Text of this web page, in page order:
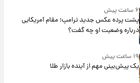
۶ ساعت پیش
پشت پرده عکس جدید ترامپ؛ مقام آمریکایی
درباره وضعیت او چه گفت؟
۱۹ ساعت پیش
یک پیش‌بینی مهم از آینده بازار طلا